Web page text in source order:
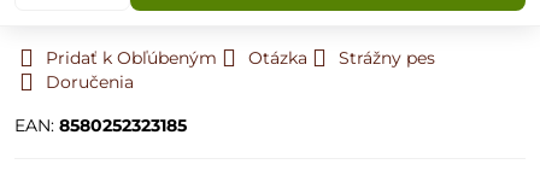
Pridať k Obľúbeným Otázka
Strážny pes
Doručenia
EAN: 8580252323185